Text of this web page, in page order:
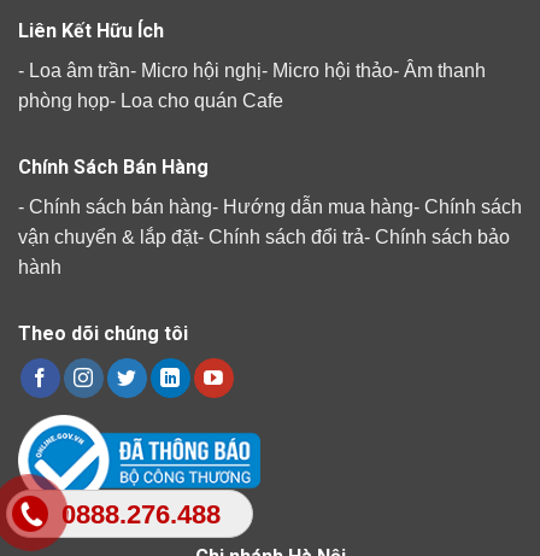
0888.276.488
Liên Kết Hữu Ích
- Loa âm trần- Micro hội nghị- Micro hội thảo- Âm thanh
phòng họp- Loa cho quán Cafe
Chính Sách Bán Hàng
- Chính sách bán hàng- Hướng dẫn mua hàng- Chính sách
vận chuyển & lắp đặt- Chính sách đổi trả- Chính sách bảo
hành
Theo dõi chúng tôi